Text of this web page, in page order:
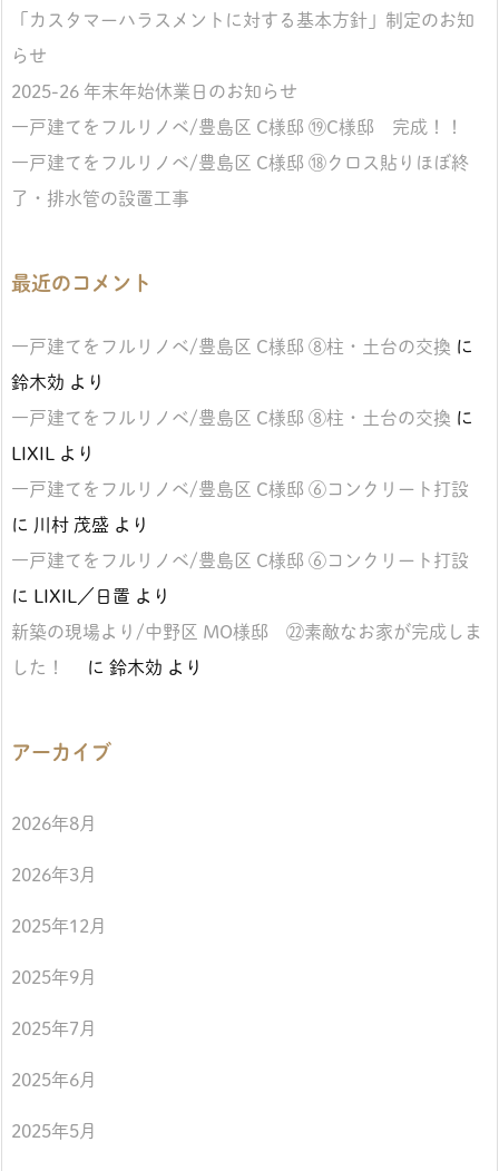
「カスタマーハラスメントに対する基本方針」制定のお知
らせ
2025-26 年末年始休業日のお知らせ
一戸建てをフルリノベ/豊島区 C様邸 ⑲C様邸 完成！！
一戸建てをフルリノベ/豊島区 C様邸 ⑱クロス貼りほぼ終
了・排水管の設置工事
最近のコメント
一戸建てをフルリノベ/豊島区 C様邸 ⑧柱・土台の交換 に
鈴木効 より
一戸建てをフルリノベ/豊島区 C様邸 ⑧柱・土台の交換 に
LIXIL
より
一戸建てをフルリノベ/豊島区 C様邸 ⑥コンクリート打設
に 川村 茂盛 より
一戸建てをフルリノベ/豊島区 C様邸 ⑥コンクリート打設
に LIXIL／日置 より
新築の現場より/中野区 MO様邸 ㉒素敵なお家が完成しま
した！
に 鈴木効 より
アーカイブ
2026年8月
2026年3月
2025年12月
2025年9月
2025年7月
2025年6月
2025年5月